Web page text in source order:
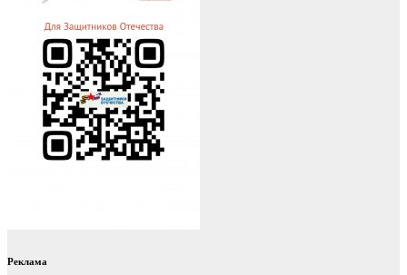
Реклама